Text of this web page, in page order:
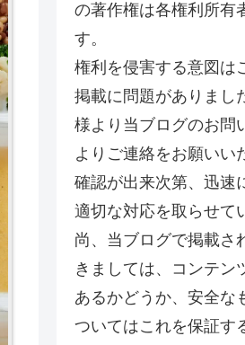
の著作権は各権利所有
す。
権利を侵害する意図は
掲載に問題がありまし
様より当ブログのお問
よりご連絡をお願いい
確認が出来次第、迅速
適切な対応を取らせて
尚、当ブログで掲載さ
きましては、コンテン
あるかどうか、安全な
ついてはこれを保証す